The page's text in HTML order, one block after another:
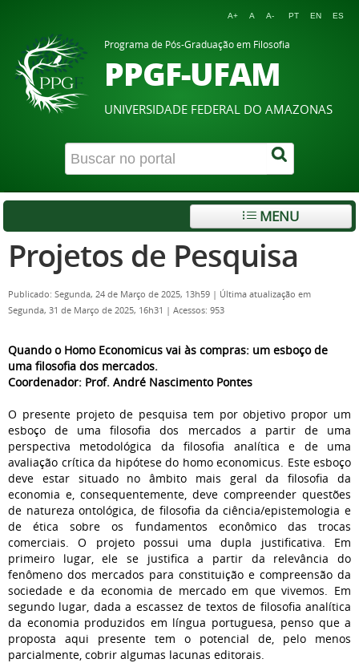
A+ A A- PT EN ES
Programa de Pós-Graduação em Filosofia
PPGF-UFAM
UNIVERSIDADE FEDERAL DO AMAZONAS
MENU
Projetos de Pesquisa
Publicado: Segunda, 24 de Março de 2025, 13h59 | Última atualização em
Segunda, 31 de Março de 2025, 16h31 | Acessos: 953
Quando o Homo Economicus vai às compras: um esboço de
uma filosofia dos mercados.
Coordenador: Prof. André Nascimento Pontes
O presente projeto de pesquisa tem por objetivo propor um
esboço de uma filosofia dos mercados a partir de uma
perspectiva metodológica da filosofia analítica e de uma
avaliação crítica da hipótese do homo economicus. Este esboço
deve estar situado no âmbito mais geral da filosofia da
economia e, consequentemente, deve compreender questões
de natureza ontológica, de filosofia da ciência/epistemologia e
de ética sobre os fundamentos econômico das trocas
comerciais. O projeto possui uma dupla justificativa. Em
primeiro lugar, ele se justifica a partir da relevância do
fenômeno dos mercados para constituição e compreensão da
sociedade e da economia de mercado em que vivemos. Em
segundo lugar, dada a escassez de textos de filosofia analítica
da economia produzidos em língua portuguesa, penso que a
proposta aqui presente tem o potencial de, pelo menos
parcialmente, cobrir algumas lacunas editorais.